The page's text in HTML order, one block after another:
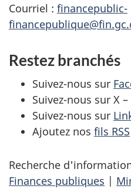
Courriel : financepublic-
Restez branchés
Suivez-nous sur
Suivez-nous sur X –
Suivez-nous sur
Ajoutez nos fils RSS
Recherche
Finances publiques |